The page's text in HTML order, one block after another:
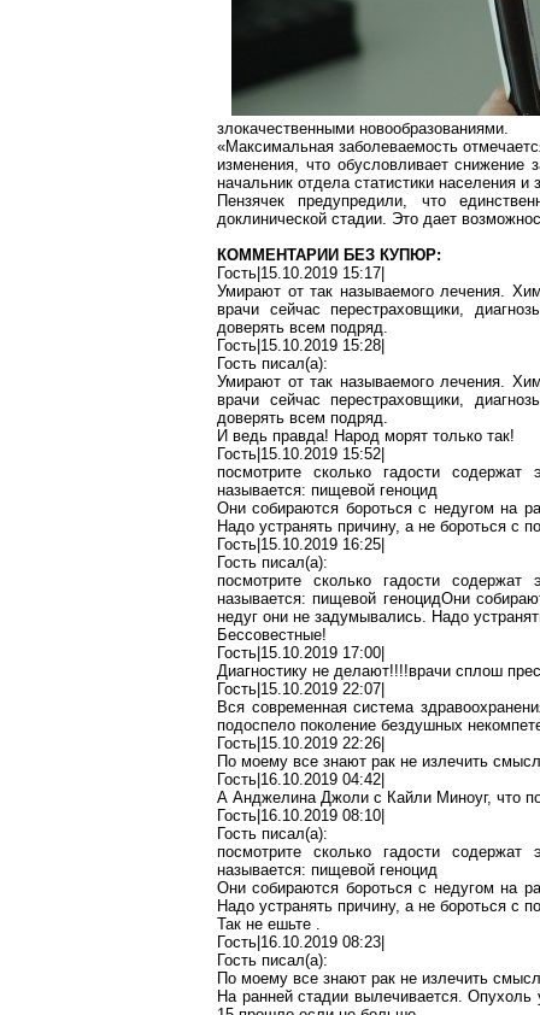
злокачественными новообразованиями.
«Максимальная заболеваемость
изменения, что обусловливает снижение
начальник отдела статистики населения и
Пензячек предупредили, что
доклинической стадии. Это дает
КОММЕНТАРИИ БЕЗ КУПЮР:
Гость|15.10.2019 15:17|
Умирают от так называемого лечения.
врачи сейчас перестраховщики,
доверять всем подряд.
Гость|15.10.2019 15:28|
Гость писал(a):
Умирают от так называемого лечения.
врачи сейчас перестраховщики,
доверять всем подряд.
И ведь правда! Народ морят только так!
Гость|15.10.2019 15:52|
посмотрите сколько гадости содержат
называется: пищевой геноцид
Они собираются бороться с недугом на
Надо устранять причину, а не бороться с
Гость|15.10.2019 16:25|
Гость писал(a):
посмотрите сколько гадости содержат
называется: пищевой геноцидОни
недуг они не задумывались. Надо
Бессовестные!
Гость|15.10.2019 17:00|
Диагностику не делают!!!!врачи сплош
Гость|15.10.2019 22:07|
Вся современная система
подоспело поколение бездушных
Гость|15.10.2019 22:26|
По моему все знают рак не излечить
Гость|16.10.2019 04:42|
А Анджелина Джоли с Кайли Миноуг, что
Гость|16.10.2019 08:10|
Гость писал(a):
посмотрите сколько гадости содержат
называется: пищевой геноцид
Они собираются бороться с недугом на
Надо устранять причину, а не бороться с
Так не ешьте .
Гость|16.10.2019 08:23|
Гость писал(a):
По моему все знают рак не излечить
На ранней стадии вылечивается.